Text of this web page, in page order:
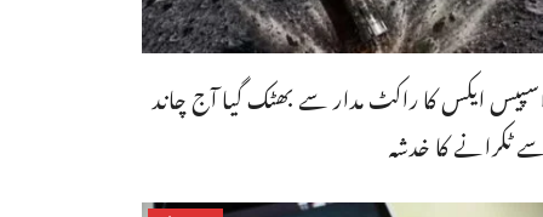
ایکس کا راکٹ مدار سے بھٹک گیا آج چاند
ٹکرانے کا خدشہ